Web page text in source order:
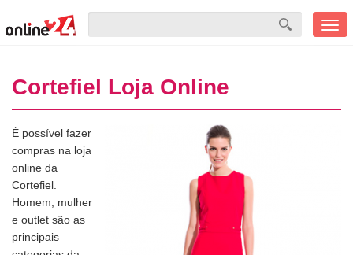
Cortefiel Loja Online
É possível fazer
compras na loja
online da
Cortefiel.
Homem, mulher
e outlet são as
principais